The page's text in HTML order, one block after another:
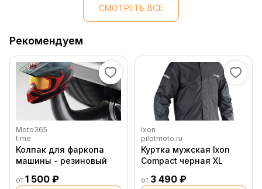
СМОТРЕТЬ ВСЕ
Рекомендуем
Moto365
t.me
Колпак для фаркопа
машины - резиновый
от 1 500 ₽
Ixon
pilotmoto.ru
Куртка мужская Ixon
Compact черная XL
от 3 490 ₽